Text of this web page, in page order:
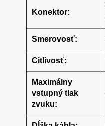
Konektor:
Smerovosť:
Citlivosť:
Maximálny
vstupný tlak
zvuku: